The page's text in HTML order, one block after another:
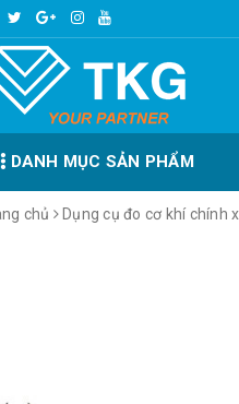
DANH MỤC SẢN PHẨM
chủ Dụng cụ đo cơ khí chính